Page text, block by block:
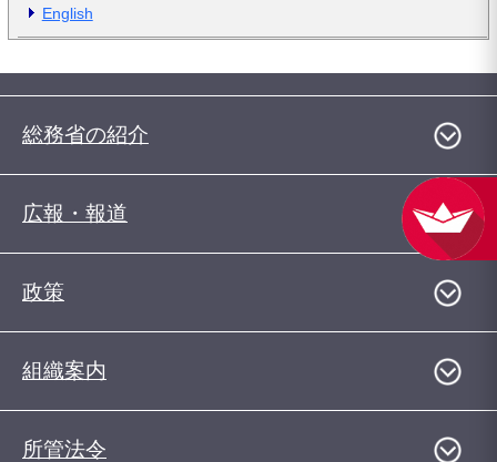
English
総務省の紹介
広報・報道
政策
組織案内
所管法令